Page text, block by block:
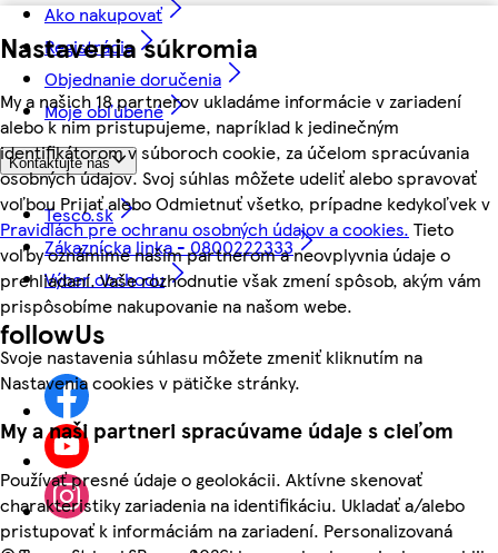
Nastavenia súkromia
My a našich 18 partnerov ukladáme informácie v zariadení
alebo k nim pristupujeme, napríklad k jedinečným
identifikátorom v súboroch cookie, za účelom spracúvania
osobných údajov. Svoj súhlas môžete udeliť alebo spravovať
voľbou Prijať alebo Odmietnuť všetko, prípadne kedykoľvek v
Pravidlách pre ochranu osobných údajov a cookies. Tieto
voľby oznámime našim partnerom a neovplyvnia údaje o
prehliadaní. Vaše rozhodnutie však zmení spôsob, akým vám
prispôsobíme nakupovanie na našom webe.
Svoje nastavenia súhlasu môžete zmeniť kliknutím na
Nastavenia cookies v pätičke stránky.
My a naši partneri spracúvame údaje s cieľom
Používať presné údaje o geolokácii. Aktívne skenovať
charakteristiky zariadenia na identifikáciu. Ukladať a/alebo
pristupovať k informáciám na zariadení. Personalizovaná
Ako nakupovať
Registrácia
Objednanie doručenia
Moje obľúbené
Kontaktujte nás
Tesco.sk
Zákaznícka linka - 0800222333
Výber obchodu
followUs